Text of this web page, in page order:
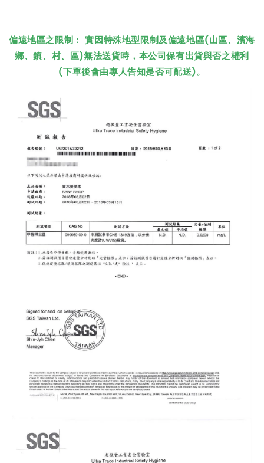
偏遠地區之限制： 實因特殊地型限制及偏遠地區(山區、濱海
鄉、鎮、村、區)無法送貨時，本公司保有出貨與否之權利
(下單後會由專人告知是否可配送)。